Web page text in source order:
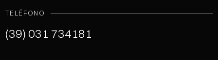
TELÉFONO
(39) 031 734181